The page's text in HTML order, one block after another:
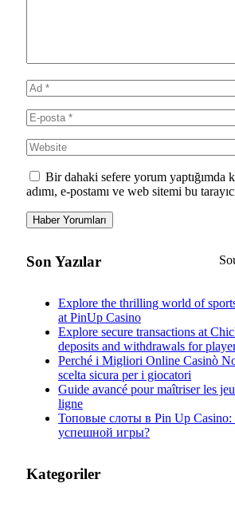
Bir dahaki sefere yorum yaptığımda
adımı, e-postamı ve web sitemi bu
Son Yazılar
Explore the thrilling world of
at PinUp Casino
Explore secure transactions at
deposits and withdrawals for
Perché i Migliori Online Casinò
scelta sicura per i giocatori
Guide avancé pour maîtriser les
ligne
Топовые слоты в Pin Up Casino:
успешной игры?
Kategoriler